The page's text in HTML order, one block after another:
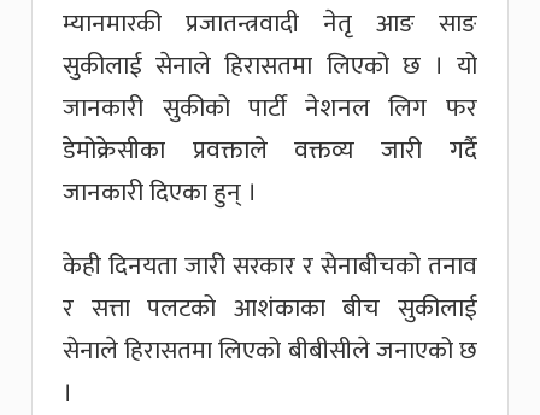
म्यानमारकी प्रजातन्त्रवादी नेतृ आङ साङ
सुकीलाई सेनाले हिरासतमा लिएको छ । यो
जानकारी सुकीको पार्टी नेशनल लिग फर
डेमोक्रेसीका प्रवक्ताले वक्तव्य जारी गर्दै
जानकारी दिएका हुन् ।
केही दिनयता जारी सरकार र सेनाबीचको तनाव
र सत्ता पलटको आशंकाका बीच सुकीलाई
सेनाले हिरासतमा लिएको बीबीसीले जनाएको छ
।